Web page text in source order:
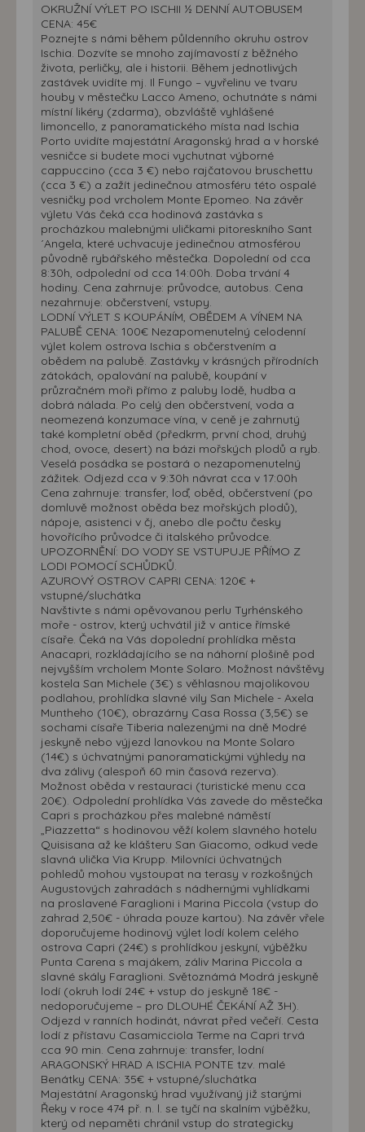
OKRUŽNÍ VÝLET PO ISCHII ½ DENNÍ AUTOBUSEM
CENA: 45€
Poznejte s námi během půldenního okruhu ostrov
Ischia. Dozvíte se mnoho zajímavostí z běžného
života, perličky, ale i historii. Během jednotlivých
zastávek uvidíte mj. Il Fungo – vyvřelinu ve tvaru
houby v městečku Lacco Ameno, ochutnáte s námi
místní likéry (zdarma), obzvláště vyhlášené
limoncello, z panoramatického místa nad Ischia
Porto uvidíte majestátní Aragonský hrad a v horské
vesničce si budete moci vychutnat výborné
cappuccino (cca 3 €) nebo rajčatovou bruschettu
(cca 3 €) a zažít jedinečnou atmosféru této ospalé
vesničky pod vrcholem Monte Epomeo. Na závěr
výletu Vás čeká cca hodinová zastávka s
procházkou malebnými uličkami pitoreskního Sant
´Angela, které uchvacuje jedinečnou atmosférou
původně rybářského městečka. Dopolední od cca
8:30h, odpolední od cca 14:00h. Doba trvání 4
hodiny. Cena zahrnuje: průvodce, autobus. Cena
nezahrnuje: občerstvení, vstupy.
LODNÍ VÝLET S KOUPÁNÍM, OBĚDEM A VÍNEM NA
PALUBĚ CENA: 100€ Nezapomenutelný celodenní
výlet kolem ostrova Ischia s občerstvením a
obědem na palubě. Zastávky v krásných přírodních
zátokách, opalování na palubě, koupání v
průzračném moři přímo z paluby lodě, hudba a
dobrá nálada. Po celý den občerstvení, voda a
neomezená konzumace vína, v ceně je zahrnutý
také kompletní oběd (předkrm, první chod, druhý
chod, ovoce, desert) na bázi mořských plodů a ryb.
Veselá posádka se postará o nezapomenutelný
zážitek. Odjezd cca v 9:30h návrat cca v 17:00h
Cena zahrnuje: transfer, loď, oběd, občerstvení (po
domluvě možnost oběda bez mořských plodů),
nápoje, asistenci v čj, anebo dle počtu česky
hovořícího průvodce či italského průvodce.
UPOZORNĚNÍ: DO VODY SE VSTUPUJE PŘÍMO Z
LODI POMOCÍ SCHŮDKŮ.
AZUROVÝ OSTROV CAPRI CENA: 120€ +
vstupné/sluchátka
Navštivte s námi opěvovanou perlu Tyrhénského
moře - ostrov, který uchvátil již v antice římské
císaře. Čeká na Vás dopolední prohlídka města
Anacapri, rozkládajícího se na náhorní plošině pod
nejvyšším vrcholem Monte Solaro. Možnost návštěvy
kostela San Michele (3€) s věhlasnou majolikovou
podlahou, prohlídka slavné vily San Michele - Axela
Muntheho (10€), obrazárny Casa Rossa (3,5€) se
sochami císaře Tiberia nalezenými na dně Modré
jeskyně nebo výjezd lanovkou na Monte Solaro
(14€) s úchvatnými panoramatickými výhledy na
dva zálivy (alespoň 60 min časová rezerva).
Možnost oběda v restauraci (turistické menu cca
20€). Odpolední prohlídka Vás zavede do městečka
Capri s procházkou přes malebné náměstí
„Piazzetta“ s hodinovou věží kolem slavného hotelu
Quisisana až ke klášteru San Giacomo, odkud vede
slavná ulička Via Krupp. Milovníci úchvatných
pohledů mohou vystoupat na terasy v rozkošných
Augustových zahradách s nádhernými vyhlídkami
na proslavené Faraglioni i Marina Piccola (vstup do
zahrad 2,50€ - úhrada pouze kartou). Na závěr vřele
doporučujeme hodinový výlet lodí kolem celého
ostrova Capri (24€) s prohlídkou jeskyní, výběžku
Punta Carena s majákem, záliv Marina Piccola a
slavné skály Faraglioni. Světoznámá Modrá jeskyně
lodí (okruh lodí 24€ + vstup do jeskyně 18€ -
nedoporučujeme – pro DLOUHÉ ČEKÁNÍ AŽ 3H).
Odjezd v ranních hodinát, návrat před večeří. Cesta
lodí z přístavu Casamicciola Terme na Capri trvá
cca 90 min. Cena zahrnuje: transfer, lodní
ARAGONSKÝ HRAD A ISCHIA PONTE tzv. malé
Benátky CENA: 35€ + vstupné/sluchátka
Majestátní Aragonský hrad využívaný již starými
Řeky v roce 474 př. n. l. se tyčí na skalním výběžku,
který od nepaměti chránil vstup do strategicky